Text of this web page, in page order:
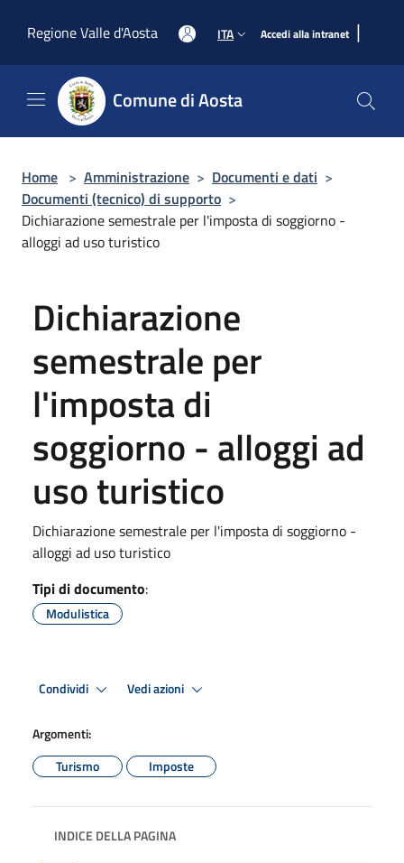
Regione Valle d'Aosta
ITA Accedi alla intranet |
Comune di Aosta
Home > Amministrazione > Documenti e dati >
Documenti (tecnico) di supporto >
Dichiarazione semestrale per l'imposta di soggiorno -
alloggi ad uso turistico
Dichiarazione
semestrale per
l'imposta di
soggiorno - alloggi ad
uso turistico
Dichiarazione semestrale per l'imposta di soggiorno -
alloggi ad uso turistico
Tipi di documento:
Modulistica
Condividi Vedi azioni
Argomenti:
Turismo
Imposte
INDICE DELLA PAGINA